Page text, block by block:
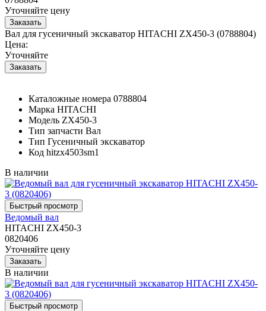
Уточняйте цену
Вал для гусеничный экскаватор HITACHI ZX450-3 (0788804)
Цена:
Уточняйте
Каталожные номера 0788804
Марка HITACHI
Модель ZX450-3
Тип запчасти Вал
Тип Гусеничный экскаватор
Код hitzx4503sm1
В наличии
Ведомый вал
HITACHI ZX450-3
0820406
Уточняйте цену
В наличии